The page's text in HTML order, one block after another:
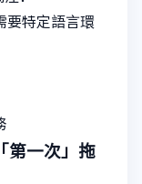
要特定語言環
第一次」拖